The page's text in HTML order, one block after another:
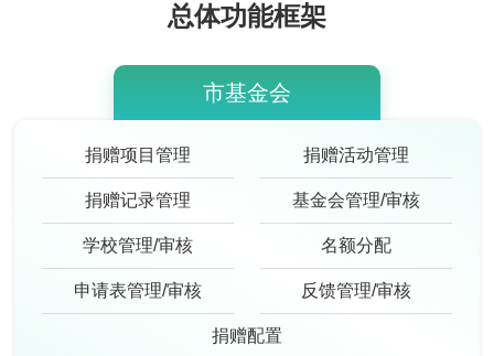
总体功能框架
市基金会
捐赠项目管理 捐赠活动管理
捐赠记录管理 基金会管理/审核
学校管理/审核 名额分配
申请表管理/审核 反馈管理/审核
捐赠配置